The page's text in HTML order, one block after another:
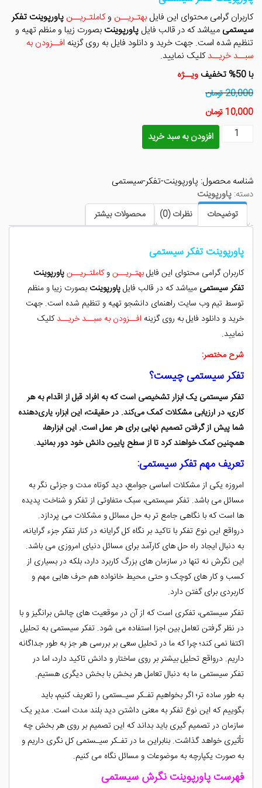
بود. است. کاربران گرامی محتوای این فایل بهتـریــن وکاملتـریــن پاورپوینت تفکر
سیستمی میباشد که در قالب فایل پاورپوینت بصورت زیبا و منظم تهیه و
تنظیم شده است. جهت خرید و دانلود فایل به روی گزینه افــزودن به
سبــد خریــدکلیک نمایید.
با 50% تخفیف
ویــژه
20,000 تومان
10,000 تومان
پاورپوینت
افزودن به سبد خرید
شناسه محصول: پاورپوینت-تفکر-سیستمی
دسته: پاورپوینت
توضیحات نظرات (0) محصولات بیشتر
پاورپوینت تفکر سیستمی
کاربران گرامی محتوای این فایلبهتـریــنوکاملتـریــنپاورپوینت
تفکر سیستمی میباشد که در قالب فایلپاورپوینت بصورت زیبا و منظم
توسط تیم وب سایت راهنمای دانشجو تهیه و تنظیم شده است. جهت
خرید و دانلود فایل به روی گزینه افــزودن به سبــد خریــدکلیک
نمایید.
شرح مختصر:
تفکر سیستمی چیست؟
تفکر سیستمی یک ابزار تشخیصی است که به افراد قبل از اقدام به هر
کاری، در ارزیابی مشکلات کمک می‌کند. در حقیقت، این ابزار، یاری‌دهنده
شما پیش از گرفتن تصمیم نهایی برای هر عمل است. این ابزارها،
همچنین کمک خواهند کرد تا از سطح پایین دانش خود دور بمانید.
تعریف مهم تفکر سیستمی:
امروزه یکی از مشکلات اساسی جوامع، دید کوتاه مدت و جزئی نگر به
مسائل می باشد. تفکر سیستمی، سبک متفاوتی از تفکر و شناخت پدیده
ها است که با نگاهی جامع تر به حل مسائل و مشکلات می پردازد.
درواقع این نوع تفکر با تاکید بر نگاه کل گرایانه در کنار تفکر جزء گرایانه،
به دنبال ایجاد راه حل های کارآمد برای مسائل دنیای امروزی می باشد.
این نگرش نه تنها در سازمان های بزرگ کاربرد دارد، بلکه در بسیاری از
کسب و کار های کوچک و حتی محیط خانواده هم حرف هایی مهم و
کاربردی برای گفتن دارد.
تفکر سیستمی، تفکری است که از آن در موقعیت های چالش برانگیز و با
در نظر گرفتن تعامل بین اجزا استفاده می شود. تفکر سیستمی به تحلیل
اکتفا نمی کند؛ چرا که ما در تحلیل سعی بر بررسی هر جز به طور جداگانه
داریم. درواقع تحلیل بیشتر بر روی ساختار و دانش تاکید دارد، اما در
تفکر سیستمی ما به دنبال تعامل هر بخش با بخش دیگری هستیم.
به طور ساده تر؛ اگر بخواهیم تفـکر سیـستمی را تعریف کنیم، باید
بگوییم که این نوع تفکر به معنی داشتن دید بلند مدت است. مدیر یک
سازمان در تصمیم گیری باید بداند که این تصمیم بر روی هر بخش چه
تأثیری خواهد گذاشت. بنابراین ما در تفـکر سیـستمی کل نگری داریم و
به صورت یکپارچه به موضوعات و مسائل نگاه می کنیم.
فهرست پاورپوینت نگرش سیستمی